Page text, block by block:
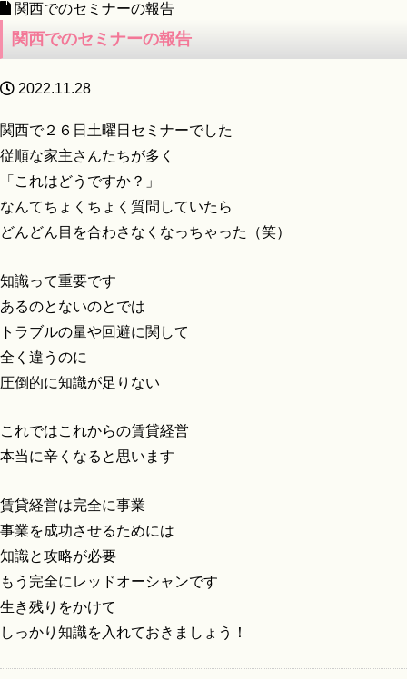
関西でのセミナーの報告
関西でのセミナーの報告
2022.11.28
関西で２６日土曜日セミナーでした
従順な家主さんたちが多く
「これはどうですか？」
なんてちょくちょく質問していたら
どんどん目を合わさなくなっちゃった（笑）
知識って重要です
あるのとないのとでは
トラブルの量や回避に関して
全く違うのに
圧倒的に知識が足りない
これではこれからの賃貸経営
本当に辛くなると思います
賃貸経営は完全に事業
事業を成功させるためには
知識と攻略が必要
もう完全にレッドオーシャンです
生き残りをかけて
しっかり知識を入れておきましょう！